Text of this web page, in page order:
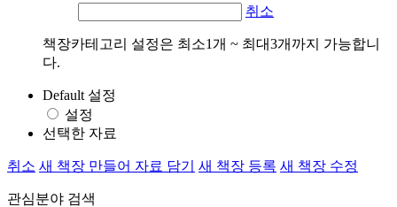
취소
책장카테고리 설정은 최소1개 ~ 최대3개까지 가능합니
다.
Default 설정
설정
선택한 자료
취소 새 책장 만들어 자료 담기 새 책장 등록 새 책장 수정
관심분야 검색